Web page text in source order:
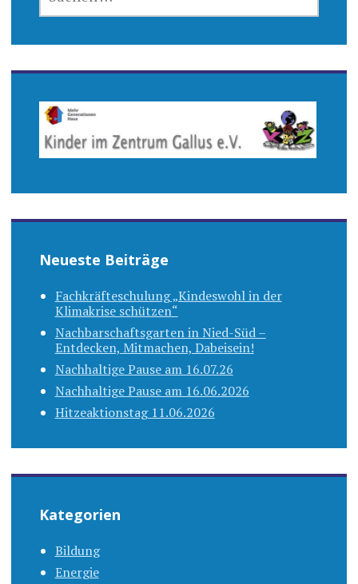
Neueste Beiträge
Fachkräfteschulung „Kindeswohl in der
Klimakrise schützen“
Nachbarschaftsgarten in Nied-Süd –
Entdecken, Mitmachen, Dabeisein!
Nachhaltige Pause am 16.07.26
Nachhaltige Pause am 16.06.2026
Hitzeaktionstag 11.06.2026
Kategorien
Bildung
Energie